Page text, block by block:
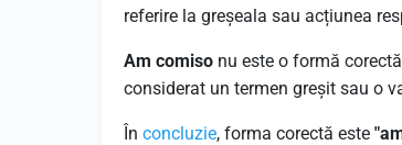
referire la greșeala sau acțiunea
Am comiso nu este o formă
considerat un termen greșit sau o
În concluzie, forma corectă este